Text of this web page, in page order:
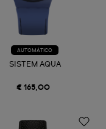
AUTOMÁTICO
SISTEM AQUA
€ 165,00